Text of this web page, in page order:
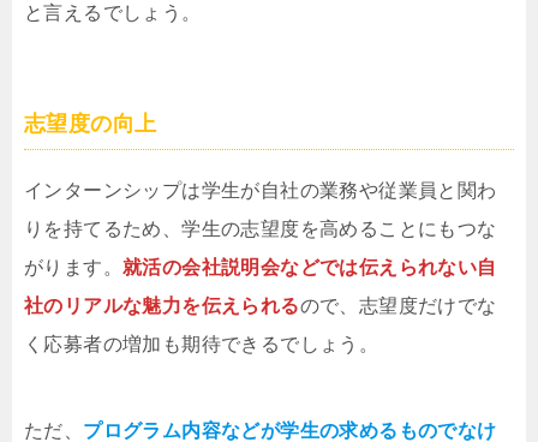
と言えるでしょう。
志望度の向上
インターンシップは学生が自社の業務や従業員と関わ
りを持てるため、学生の志望度を高めることにもつな
がります。 就活の会社説明会などでは伝えられない自
社のリアルな魅力を伝えられるので、志望度だけでな
く応募者の増加も期待できるでしょう。
ただ、 プログラム内容などが学生の求めるものでなけ